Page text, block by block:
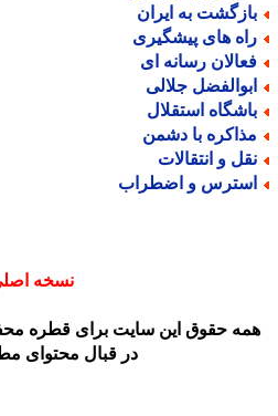
به ایران
های پیشگیری
رسانه ای
جلالی
استقلال
با دشمن
و انتقالات
و اضطراب
نسخه اصلی
حقوق این سایت برای قطره
در قبال محتوای